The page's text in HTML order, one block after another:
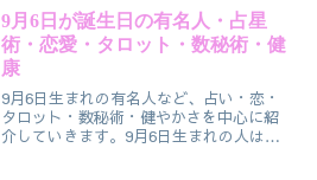
た、電話での相談も可能です✡料金は１
時間○○○○円とかは焦るので決まりは
無く、臨機応変に対応します
9月6日が誕生日の有名人・占星
術・恋愛・タロット・数秘術・健
康
9月6日生まれの有名人など、占い・恋・
タロット・数秘術・健やかさを中心に紹
介していきます。9月6日生まれの人は、